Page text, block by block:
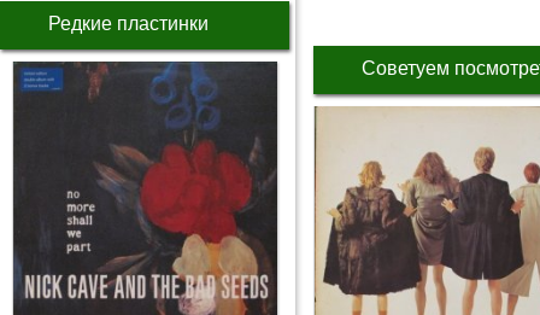
Редкие пластинки
Советуем